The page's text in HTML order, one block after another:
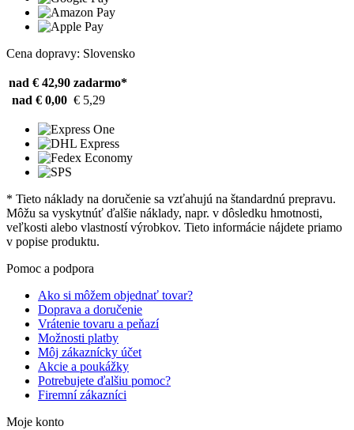
Cena dopravy: Slovensko
nad € 42,90 zadarmo*
nad € 0,00 € 5,29
* Tieto náklady na doručenie sa vzťahujú na štandardnú prepravu.
Môžu sa vyskytnúť ďalšie náklady, napr. v dôsledku hmotnosti,
veľkosti alebo vlastností výrobkov. Tieto informácie nájdete priamo
v popise produktu.
Pomoc a podpora
Ako si môžem objednať tovar?
Doprava a doručenie
Vrátenie tovaru a peňazí
Možnosti platby
Môj zákaznícky účet
Akcie a poukážky
Potrebujete ďalšiu pomoc?
Firemní zákazníci
Moje konto